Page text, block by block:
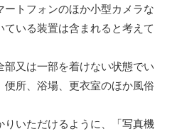
トフォンのほか小型カメラな
いる装置は含まれると考えて
部又は一部を着けない状態でい
所、浴場、更衣室のほか風俗
いただけるように、「写真機